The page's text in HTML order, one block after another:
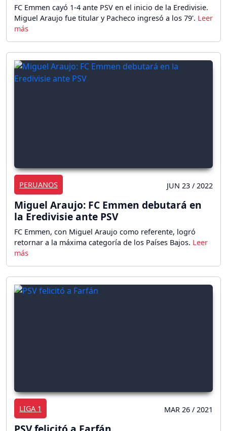
FC Emmen cayó 1-4 ante PSV en el inicio de la Eredivisie.
Miguel Araujo fue titular y Pacheco ingresó a los 79'.
PERUANOS JUN 23 / 2022
Miguel Araujo: FC Emmen debutará en
la Eredivisie ante PSV
FC Emmen, con Miguel Araujo como referente, logró
retornar a la máxima categoría de los Países Bajos.
LIGA 1 MAR 26 / 2021